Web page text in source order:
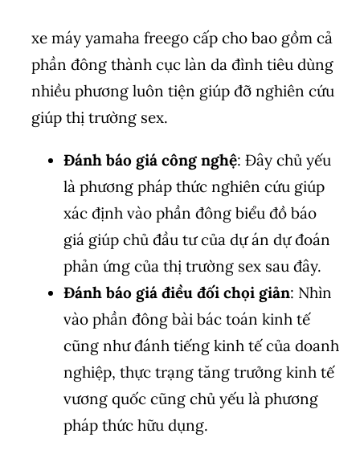
xe máy yamaha freego cấp cho bao gồm cả
phần đông thành cục làn da đình tiêu dùng
nhiều phương luôn tiện giúp đỡ nghiên cứu
giúp thị trường sex.
Đánh báo giá công nghệ: Đây chủ yếu
là phương pháp thức nghiên cứu giúp
xác định vào phần đông biểu đồ báo
giá giúp chủ đầu tư của dự án dự đoán
phản ứng của thị trường sex sau đây.
Đánh báo giá điều đối chọi giản: Nhìn
vào phần đông bài bác toán kinh tế
cũng như đánh tiếng kinh tế của doanh
nghiệp, thực trạng tăng trưởng kinh tế
vương quốc cũng chủ yếu là phương
pháp thức hữu dụng.